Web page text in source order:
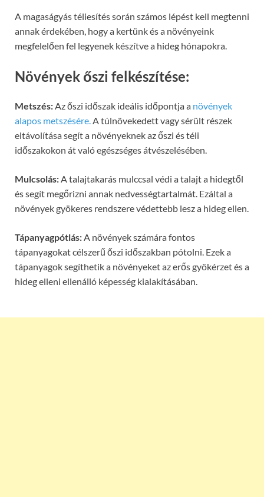
A magaságyás téliesítés során számos lépést kell megtenni
annak érdekében, hogy a kertünk és a növényeink
megfelelően fel legyenek készítve a hideg hónapokra.
Növények őszi felkészítése:
Metszés: Az őszi időszak ideális időpontja a növények
alapos metszésére. A túlnövekedett vagy sérült részek
eltávolítása segít a növényeknek az őszi és téli
időszakokon át való egészséges átvészelésében.
Mulcsolás: A talajtakarás mulccsal védi a talajt a hidegtől
és segít megőrizni annak nedvességtartalmát. Ezáltal a
növények gyökeres rendszere védettebb lesz a hideg ellen.
Tápanyagpótlás: A növények számára fontos
tápanyagokat célszerű őszi időszakban pótolni. Ezek a
tápanyagok segíthetik a növényeket az erős gyökérzet és a
hideg elleni ellenálló képesség kialakításában.